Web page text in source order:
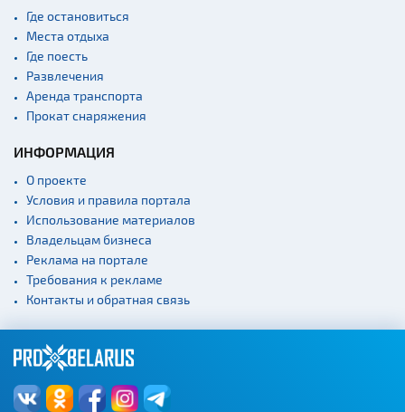
Где остановиться
Места отдыха
Где поесть
Развлечения
Аренда транспорта
Прокат снаряжения
ИНФОРМАЦИЯ
О проекте
Условия и правила портала
Использование материалов
Владельцам бизнеса
Реклама на портале
Требования к рекламе
Контакты и обратная связь